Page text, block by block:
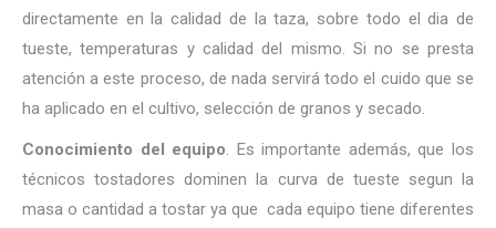
directamente en la calidad de la taza, sobre todo el dia de
tueste, temperaturas y calidad del mismo. Si no se presta
atención a este proceso, de nada servirá todo el cuido que se
ha aplicado en el cultivo, selección de granos y secado.
Conocimiento del equipo. Es importante además, que los
técnicos tostadores dominen la curva de tueste segun la
masa o cantidad a tostar ya que cada equipo tiene diferentes